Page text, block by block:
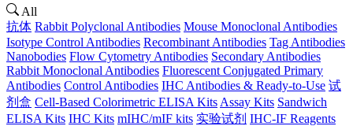
All
抗体 Rabbit Polyclonal Antibodies Mouse Monoclonal Antibodies
Isotype Control Antibodies Recombinant Antibodies Tag Antibodies
Nanobodies Flow Cytometry Antibodies Secondary Antibodies
Rabbit Monoclonal Antibodies Fluorescent Conjugated Primary
Antibodies Control Antibodies IHC Antibodies & Ready-to-Use 试
剂盒 Cell-Based Colorimetric ELISA Kits Assay Kits Sandwich
ELISA Kits IHC Kits mIHC/mIF kits 实验试剂 IHC-IF Reagents